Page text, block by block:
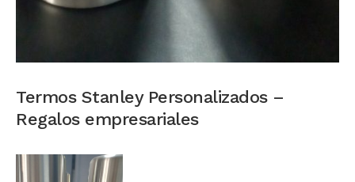
Termos Stanley Personalizados –
Regalos empresariales